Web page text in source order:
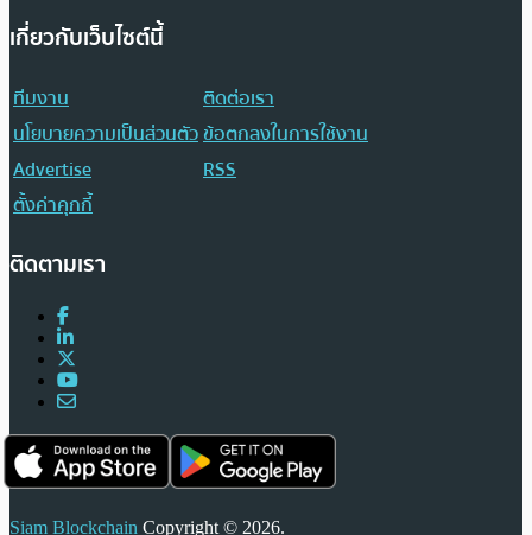
เกี่ยวกับเว็บไซต์นี้
ทีมงาน
ติดต่อเรา
นโยบายความเป็นส่วนตัวข้อตกลงในการใช้งาน
Advertise
RSS
ตั้งค่าคุกกี้
ติดตามเรา
Siam Blockchain Copyright © 2026.